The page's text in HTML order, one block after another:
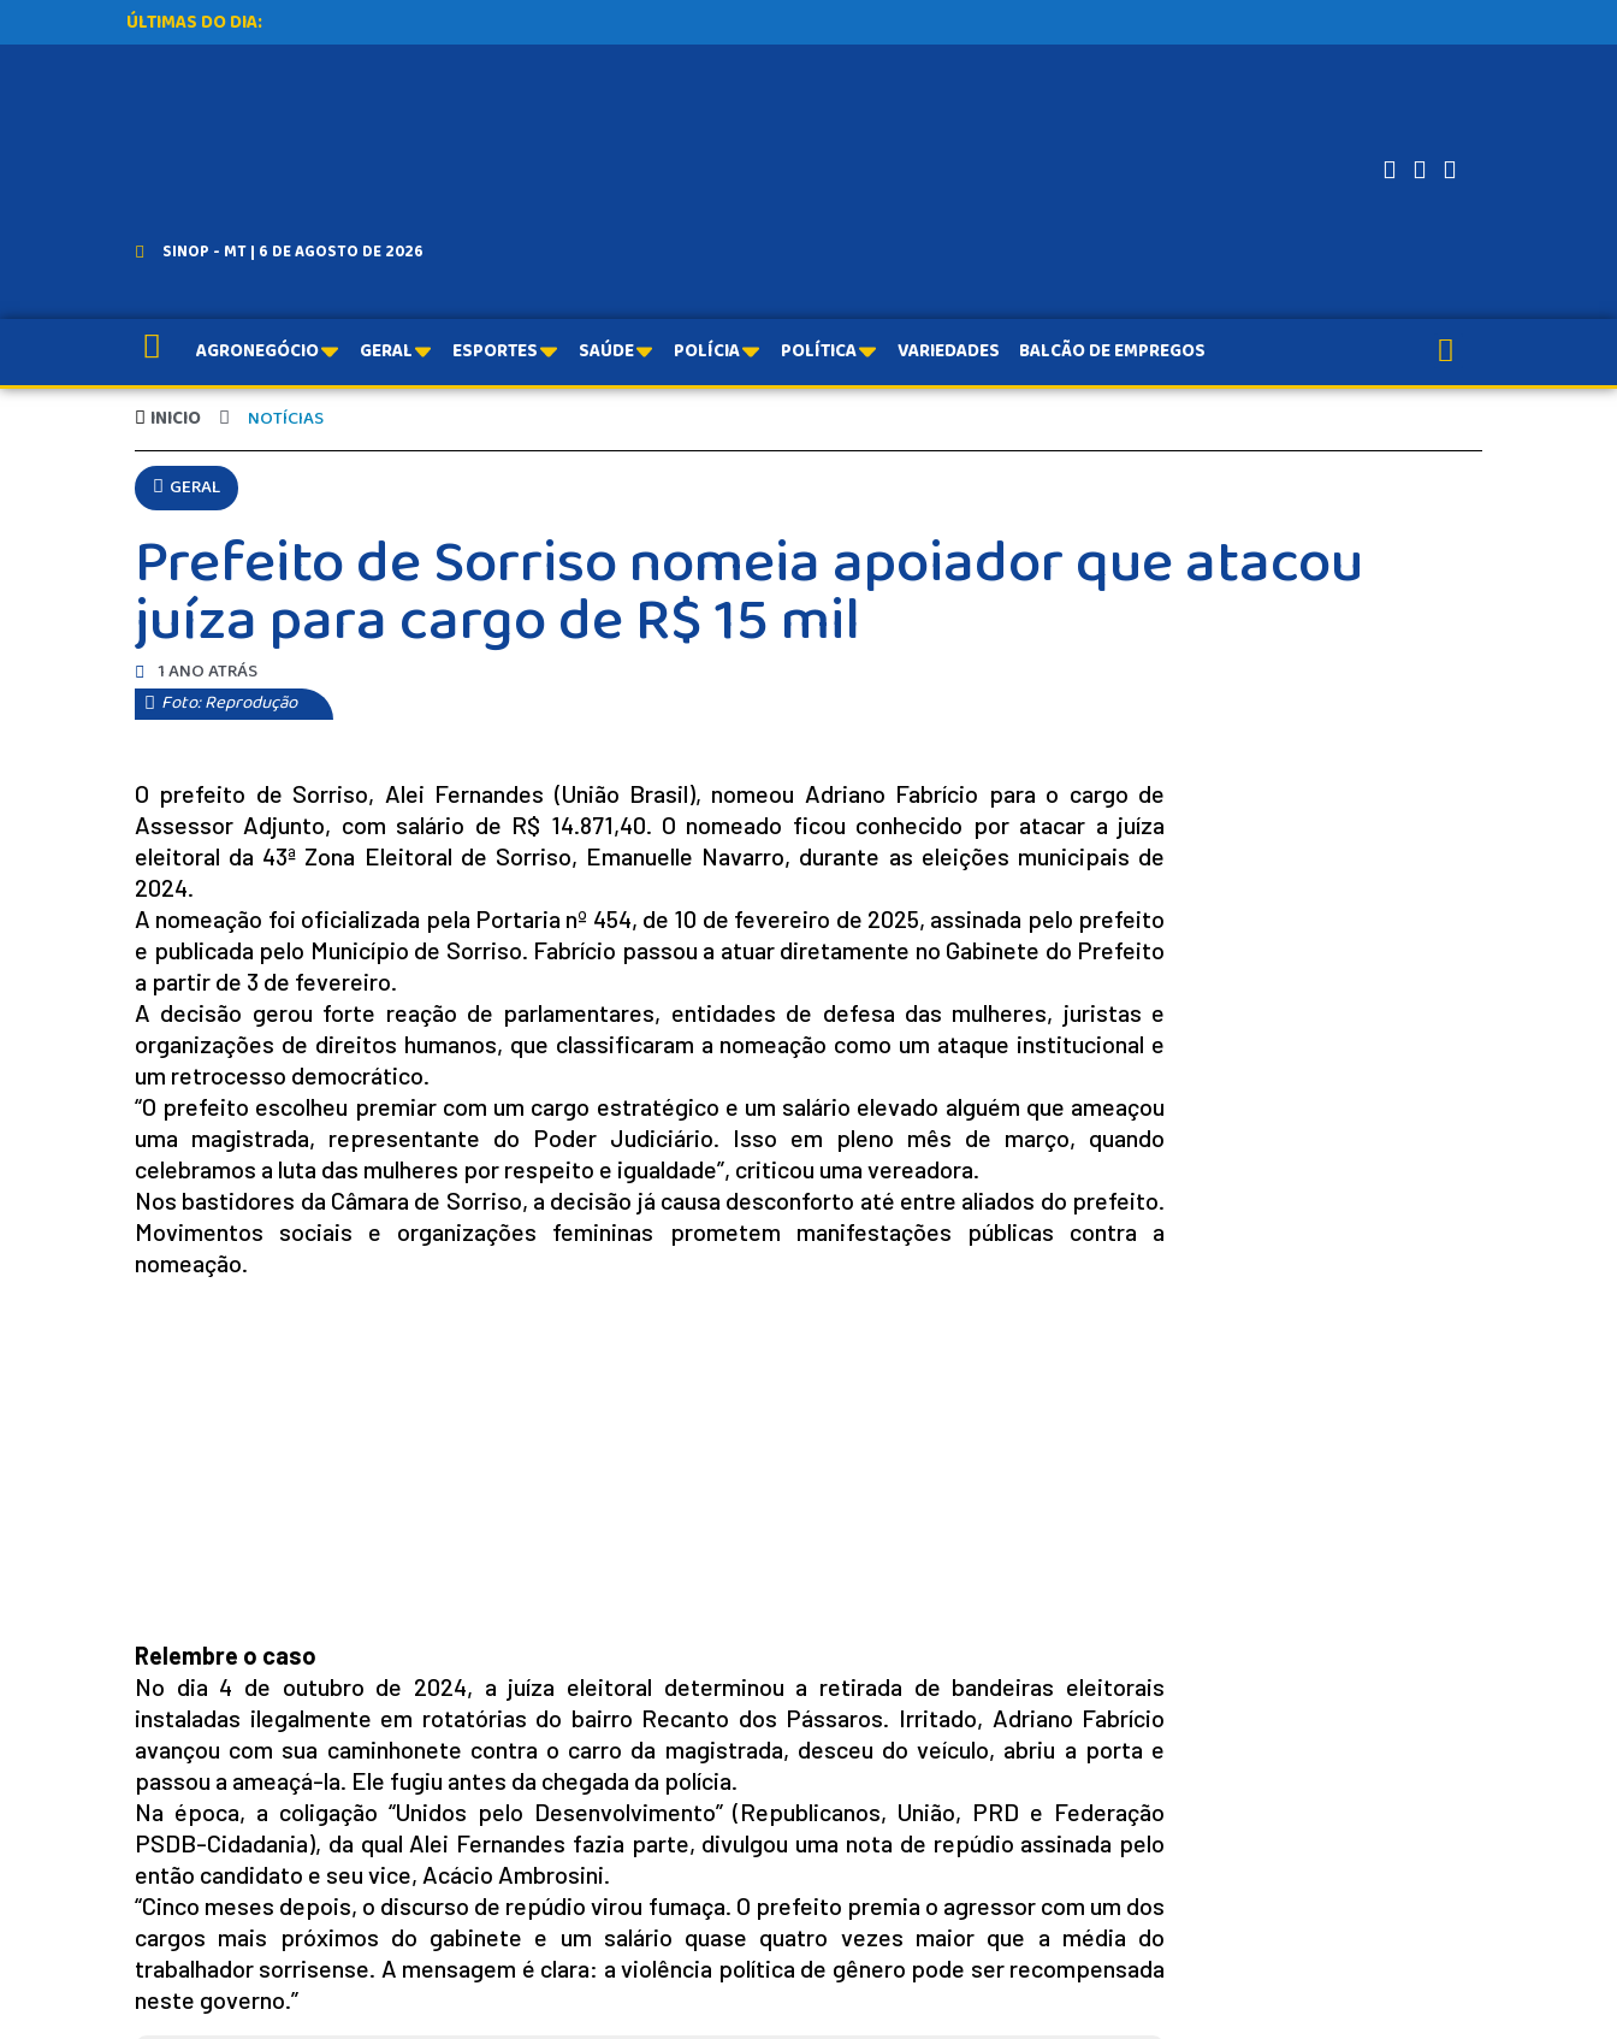
ÚLTIMAS DO DIA:
SINOP - MT | 6 DE AGOSTO DE 2026
AGRONEGÓCIO GERAL ESPORTES SAÚDE POLÍCIA POLÍTICA VARIEDADES BALCÃO DE EMPREGOS
INICIO NOTÍCIAS
GERAL
Prefeito de Sorriso nomeia apoiador que atacou
juíza para cargo de R$ 15 mil
1 ANO ATRÁS
Foto: Reprodução
O prefeito de Sorriso, Alei Fernandes (União Brasil), nomeou Adriano Fabrício para o cargo de
Assessor Adjunto, com salário de R$ 14.871,40. O nomeado ficou conhecido por atacar a juíza
eleitoral da 43ª Zona Eleitoral de Sorriso, Emanuelle Navarro, durante as eleições municipais de
2024.
A nomeação foi oficializada pela Portaria nº 454, de 10 de fevereiro de 2025, assinada pelo prefeito
e publicada pelo Município de Sorriso. Fabrício passou a atuar diretamente no Gabinete do Prefeito
a partir de 3 de fevereiro.
A decisão gerou forte reação de parlamentares, entidades de defesa das mulheres, juristas e
organizações de direitos humanos, que classificaram a nomeação como um ataque institucional e
um retrocesso democrático.
“O prefeito escolheu premiar com um cargo estratégico e um salário elevado alguém que ameaçou
uma magistrada, representante do Poder Judiciário. Isso em pleno mês de março, quando
celebramos a luta das mulheres por respeito e igualdade”, criticou uma vereadora.
Nos bastidores da Câmara de Sorriso, a decisão já causa desconforto até entre aliados do prefeito.
Movimentos sociais e organizações femininas prometem manifestações públicas contra a
nomeação.
Relembre o caso
No dia 4 de outubro de 2024, a juíza eleitoral determinou a retirada de bandeiras eleitorais
instaladas ilegalmente em rotatórias do bairro Recanto dos Pássaros. Irritado, Adriano Fabrício
avançou com sua caminhonete contra o carro da magistrada, desceu do veículo, abriu a porta e
passou a ameaçá-la. Ele fugiu antes da chegada da polícia.
Na época, a coligação “Unidos pelo Desenvolvimento” (Republicanos, União, PRD e Federação
PSDB-Cidadania), da qual Alei Fernandes fazia parte, divulgou uma nota de repúdio assinada pelo
então candidato e seu vice, Acácio Ambrosini.
“Cinco meses depois, o discurso de repúdio virou fumaça. O prefeito premia o agressor com um dos
cargos mais próximos do gabinete e um salário quase quatro vezes maior que a média do
trabalhador sorrisense. A mensagem é clara: a violência política de gênero pode ser recompensada
neste governo.”